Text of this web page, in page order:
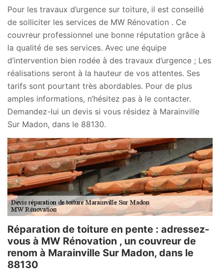
Pour les travaux d’urgence sur toiture, il est conseillé
de solliciter les services de MW Rénovation . Ce
couvreur professionnel une bonne réputation grâce à
la qualité de ses services. Avec une équipe
d’intervention bien rodée à des travaux d’urgence ; Les
réalisations seront à la hauteur de vos attentes. Ses
tarifs sont pourtant très abordables. Pour de plus
amples informations, n’hésitez pas à le contacter.
Demandez-lui un devis si vous résidez à Marainville
Sur Madon, dans le 88130.
Réparation de toiture en pente : adressez-
vous à MW Rénovation , un couvreur de
renom à Marainville Sur Madon, dans le
88130